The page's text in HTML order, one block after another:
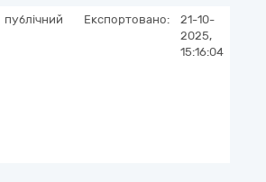
публічний Експортовано:
21-10-
2025,
15:16:04